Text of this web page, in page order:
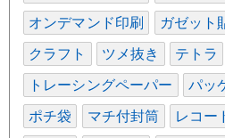
オンデマンド印刷 ガゼット
クラフト ツメ抜き テトラ
トレーシングペーパー パッ
ポチ袋 マチ付封筒 レコー